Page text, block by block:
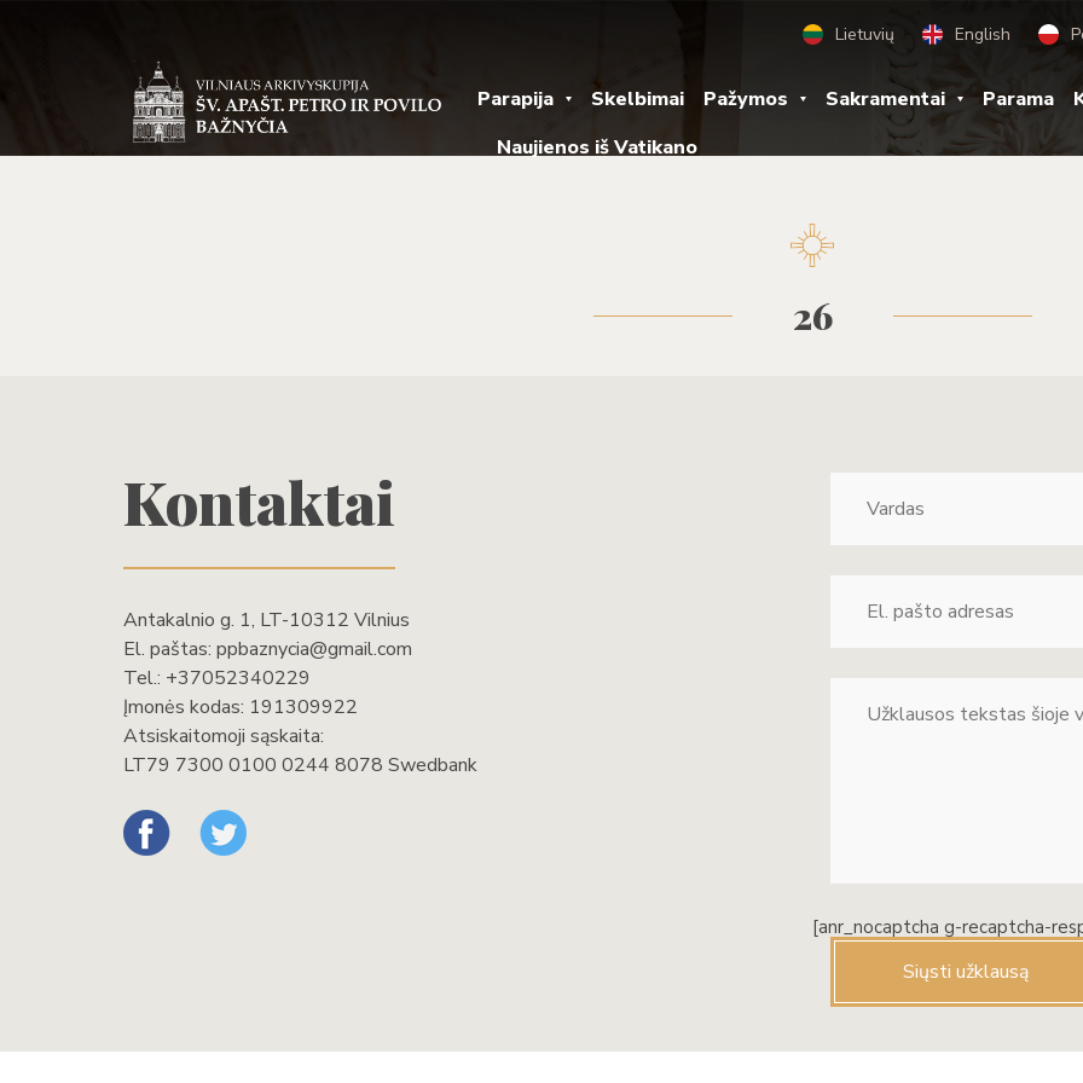
Lietuvių English
Parapija Skelbimai Pažymos Sakramentai Parama
Naujienos iš Vatikano
26
Kontaktai
Antakalnio g. 1, LT-10312 Vilnius
El. paštas: ppbaznycia@gmail.com
Tel.: +37052340229
Įmonės kodas: 191309922
Atsiskaitomoji sąskaita:
LT79 7300 0100 0244 8078 Swedbank
[anr_nocaptcha g-recaptcha-